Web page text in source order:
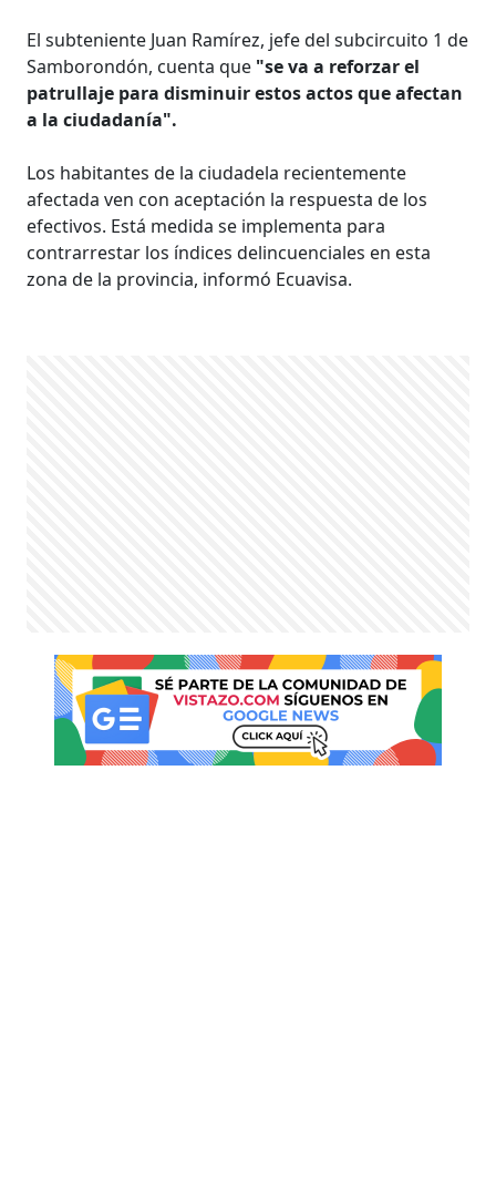
El subteniente Juan Ramírez, jefe del subcircuito 1 de
Samborondón, cuenta que "se va a reforzar el
patrullaje para disminuir estos actos que afectan
a la ciudadanía".
Los habitantes de la ciudadela recientemente
afectada ven con aceptación la respuesta de los
efectivos. Está medida se implementa para
contrarrestar los índices delincuenciales en esta
zona de la provincia, informó Ecuavisa.